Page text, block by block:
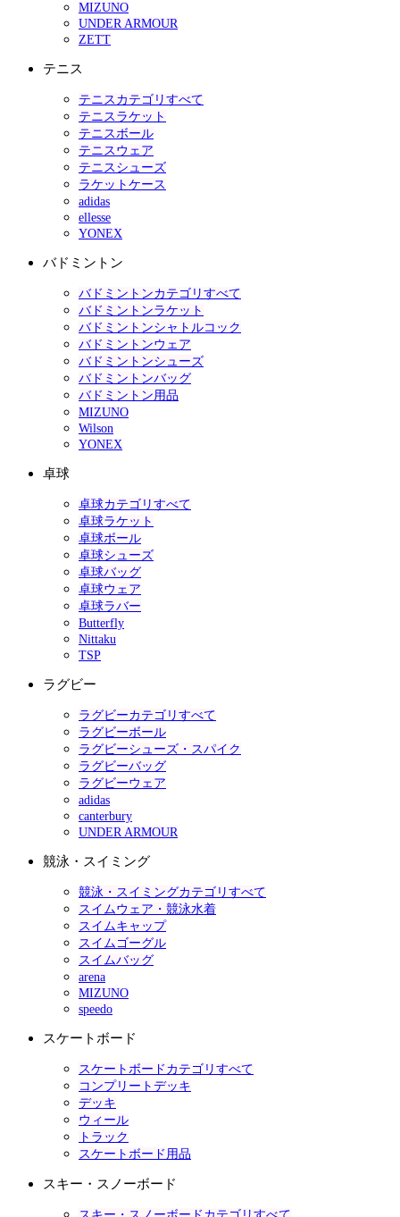
MIZUNO
UNDER ARMOUR
ZETT
テニス
テニスカテゴリすべて
テニスラケット
テニスボール
テニスウェア
テニスシューズ
ラケットケース
adidas
ellesse
YONEX
バドミントン
バドミントンカテゴリすべて
バドミントンラケット
バドミントンシャトルコック
バドミントンウェア
バドミントンシューズ
バドミントンバッグ
バドミントン用品
MIZUNO
Wilson
YONEX
卓球
卓球カテゴリすべて
卓球ラケット
卓球ボール
卓球シューズ
卓球バッグ
卓球ウェア
卓球ラバー
Butterfly
Nittaku
TSP
ラグビー
ラグビーカテゴリすべて
ラグビーボール
ラグビーシューズ・スパイク
ラグビーバッグ
ラグビーウェア
adidas
canterbury
UNDER ARMOUR
競泳・スイミング
競泳・スイミングカテゴリすべて
スイムウェア・競泳水着
スイムキャップ
スイムゴーグル
スイムバッグ
arena
MIZUNO
speedo
スケートボード
スケートボードカテゴリすべて
コンプリートデッキ
デッキ
ウィール
トラック
スケートボード用品
スキー・スノーボード